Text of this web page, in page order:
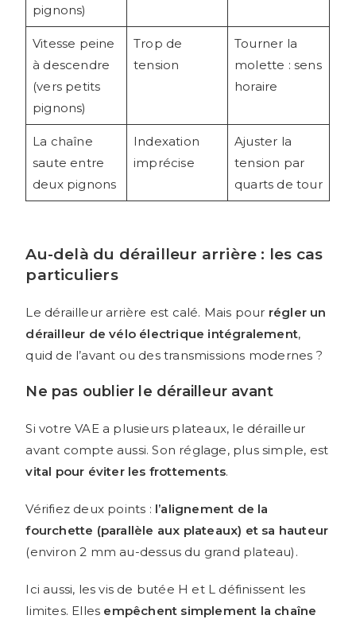
pignons)
Vitesse peine
à descendre
(vers petits
pignons)
Trop de
tension
Tourner la
molette : sens
horaire
La chaîne
saute entre
deux pignons
Indexation
imprécise
Ajuster la
tension par
quarts de tour
Au-delà du dérailleur arrière : les cas
particuliers
Le dérailleur arrière est calé. Mais pour régler un
dérailleur de vélo électrique intégralement,
quid de l’avant ou des transmissions modernes ?
Ne pas oublier le dérailleur avant
Si votre VAE a plusieurs plateaux, le dérailleur
avant compte aussi. Son réglage, plus simple, est
vital pour éviter les frottements.
Vérifiez deux points : l’alignement de la
fourchette (parallèle aux plateaux) et sa hauteur
(environ 2 mm au-dessus du grand plateau).
Ici aussi, les vis de butée H et L définissent les
limites. Elles empêchent simplement la chaîne